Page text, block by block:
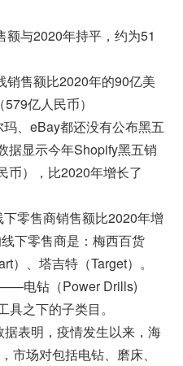
与2020年持平，约为51
销售额比2020年的90亿美
亿人民币）
、eBay都还没有公布黑五
据显示今年Shopify黑五销
币），比2020年增长了
零售商销售额比2020年增
下零售商是：梅西百货
）、塔吉特（Target）。
电钻（Power Drills)
之下的子类目。
表明，疫情发生以来，海
市场对包括电钻、磨床、